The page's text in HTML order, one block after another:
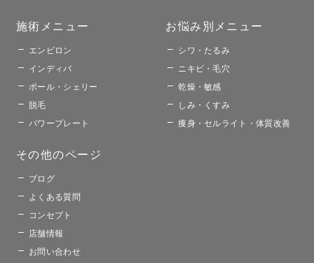
施術メニュー​
エンビロン
インディバ
ポール・シェリー
脱毛
パワープレート
お悩み別メニュー​​
シワ・たるみ
ニキビ・毛穴
乾燥・敏感
しみ・くすみ
痩身・セルライト・体質改善
その他のページ​
ブログ
よくある質問
コンセプト
店舗情報
お問い合わせ